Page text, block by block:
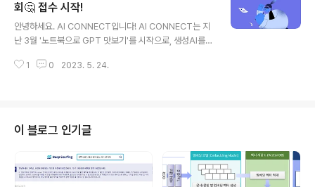
UE에 많은 참여를 부탁드립니다. [AI SUMMER LEAGU
E, 핵심만 알려드려요 👌] ✅ AI SUMMER LEAGUE 기
간은 어떻게 되나요? 공지일인 6월 28일부터, 8월 7일
(월) 오후 5시까지! 총 5주 간 진행됩니다. ✅어떻게 참여
하나요? 별도의 참여 절차 없이, 특허 문서 기..
회🤔 접수 시작!
안녕하세요. AI CONNECT입니다! AI CONNECT는 지
난 3월 '노트북으로 GPT 맛보기'를 시작으로, 생성AI를
'Fake or Real: AI 생성 이미지 판별 경진대회'는 그 두번
께하는 네트워킹 행사까지 열 예정입니다. 이미지 분야의
생성AI를 좀 더 깊이있게 파보기 원하시는 모든 분들을, 'F
ake or Real: AI 생성 이미지 판별 경진대회'로 초대합니
다 😎 💰 총 상금 100만원 🎯과제 특징 DALL·E 2, Stabl
e Diffusion, GLIDE..
1 0 2023. 5. 24.
이 블로그 인기글